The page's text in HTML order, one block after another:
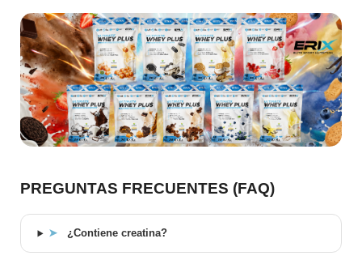
PREGUNTAS FRECUENTES (FAQ)
➤ ¿Contiene creatina?